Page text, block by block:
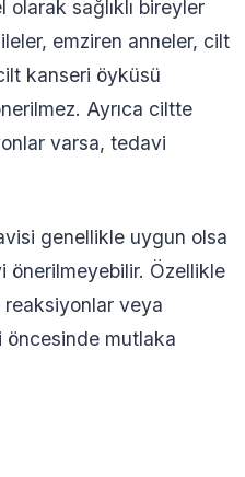
sağlıklı bireyler
emziren anneler, cilt
kanseri öyküsü
Ayrıca ciltte
varsa, tedavi
genellikle uygun olsa
önerilmeyebilir. Özellikle
veya
mutlaka